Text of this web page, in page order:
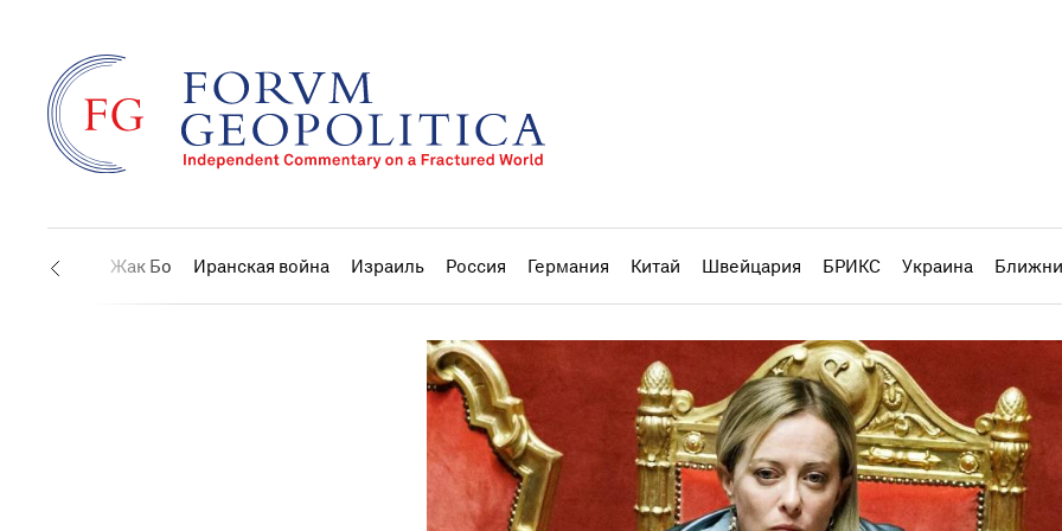
США Жак Бо Иранская война Израиль Россия Германия Китай Швейцария БРИКС Украина